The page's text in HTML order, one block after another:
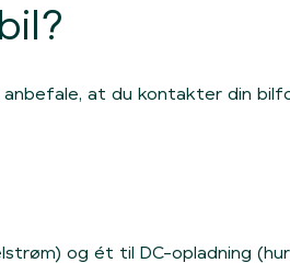
at du kontakter din
og ét til DC-opladning